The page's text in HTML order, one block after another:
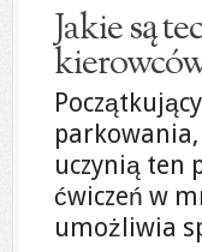
Jakie są
uczynią ten
ćwiczeń w
umożliwia